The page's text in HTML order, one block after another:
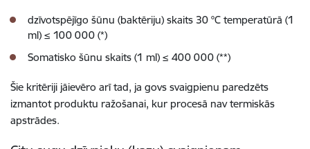
dzīvotspējīgo šūnu (baktēriju) skaits 30 °C temperatūrā (1
ml) ≤ 100 000 (*)
Somatisko šūnu skaits (1 ml) ≤ 400 000 (**)
Šie kritēriji jāievēro arī tad, ja govs svaigpienu paredzēts
izmantot produktu ražošanai, kur procesā nav termiskās
apstrādes.